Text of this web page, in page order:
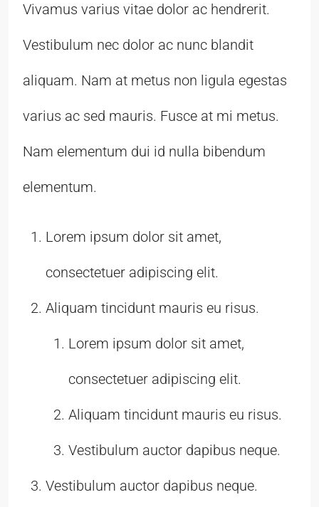
Vivamus varius vitae dolor ac hendrerit.
Vestibulum nec dolor ac nunc blandit
aliquam. Nam at metus non ligula egestas
varius ac sed mauris. Fusce at mi metus.
Nam elementum dui id nulla bibendum
elementum.
Lorem ipsum dolor sit amet,
consectetuer adipiscing elit.
Aliquam tincidunt mauris eu risus.
Lorem ipsum dolor sit amet,
consectetuer adipiscing elit.
Aliquam tincidunt mauris eu risus.
Vestibulum auctor dapibus neque.
Vestibulum auctor dapibus neque.